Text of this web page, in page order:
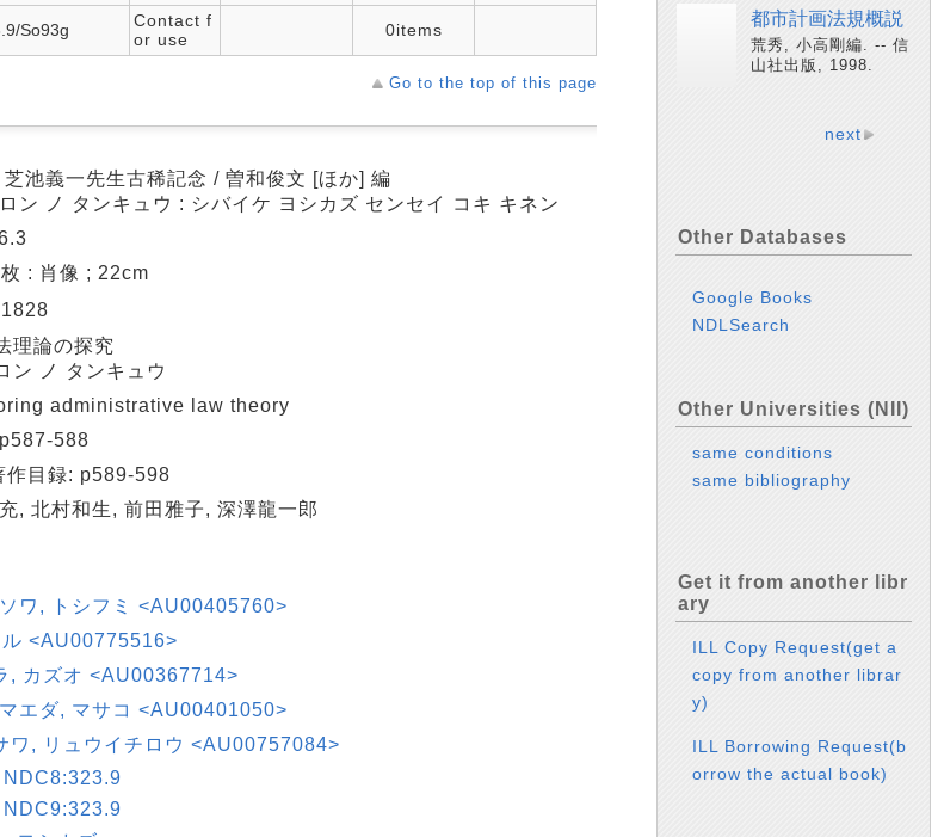
So93g
Contact f
or use
0items
Go to the top of this page
池義一先生古稀記念 / 曽和俊文 [ほか] 編
ン ノ タンキュウ : シバイケ ヨシカズ センセイ コキ キネン
: 肖像 ; 22cm
理論の探究
ン ノ タンキュウ
administrative law theory
588
作目録: p589-598
, 北村和生, 前田雅子, 深澤龍一郎
ワ, トシフミ <AU00405760>
<AU00775516>
, カズオ <AU00367714>
エダ, マサコ <AU00401050>
ワ, リュウイチロウ <AU00757084>
都市計画法規概説
荒秀, 小高剛編. -- 信
山社出版, 1998.
next
Other Databases
Google Books
NDLSearch
Other Universities (NII)
same conditions
same bibliography
Get it from another libr
ary
ILL Copy Request(get a
copy from another librar
y)
ILL Borrowing Request(b
orrow the actual book)